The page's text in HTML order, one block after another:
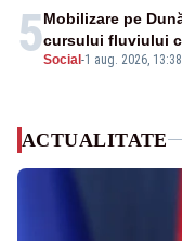
5Social-1 aug. 2026, 13:38
Mobilizare pe
cursului fluviului
ACTUALITATE